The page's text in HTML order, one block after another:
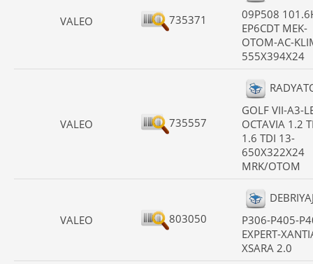
VALEO 735371
09P508
EP6CDT MEK-
OTOM-AC-
555X394X24
VALEO 735557
GOLF VII-A3-
OCTAVIA 1.2
1.6 TDI 13-
650X322X24
MRK/OTOM
VALEO 803050
P306-P405-
EXPERT-
XSARA 2.0